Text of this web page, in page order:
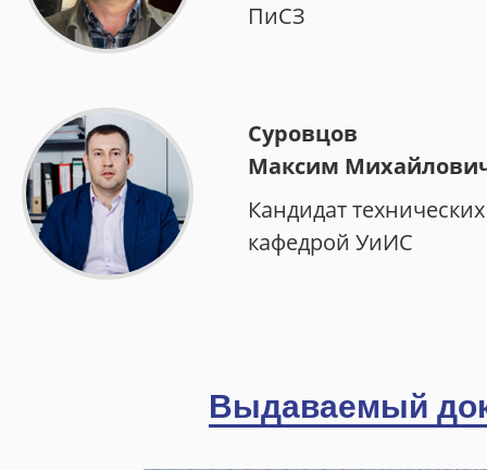
ПиСЗ
Суровцов
Максим
Кандидат
кафедрой УиИС
Выдаваемый